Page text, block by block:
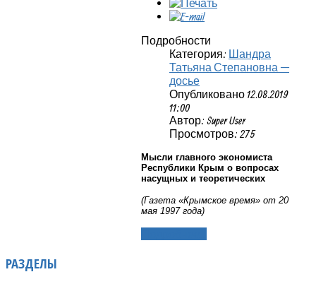
Подробности
Категория: Шандра
Татьяна Степановна —
досье
Опубликовано 12.08.2019
11:00
Автор: Super User
Просмотров: 275
Мысли главного экономиста
Республики Крым о вопросах
насущных и теоретических
(Газета «Крымское время» от 20
мая 1997 года)
РАЗДЕЛЫ